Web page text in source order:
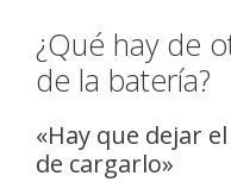
¿Qué hay de
de la batería?
«Hay que dejar
de cargarlo»